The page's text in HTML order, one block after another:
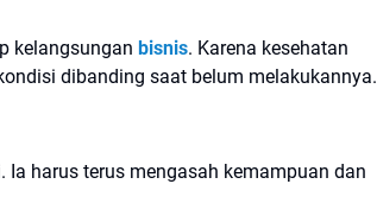
kelangsungan bisnis. Karena kesehatan
dibanding saat belum melakukannya.
harus terus mengasah kemampuan dan